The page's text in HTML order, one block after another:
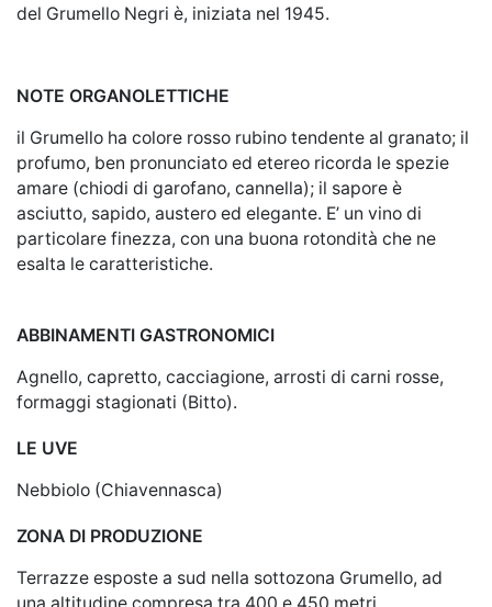
del Grumello Negri è, iniziata nel 1945.
NOTE ORGANOLETTICHE
il Grumello ha colore rosso rubino tendente al granato; il
profumo, ben pronunciato ed etereo ricorda le spezie
amare (chiodi di garofano, cannella); il sapore è
asciutto, sapido, austero ed elegante. E’ un vino di
particolare finezza, con una buona rotondità che ne
esalta le caratteristiche.
ABBINAMENTI GASTRONOMICI
Agnello, capretto, cacciagione, arrosti di carni rosse,
formaggi stagionati (Bitto).
LE UVE
Nebbiolo (Chiavennasca)
ZONA DI PRODUZIONE
Terrazze esposte a sud nella sottozona Grumello, ad